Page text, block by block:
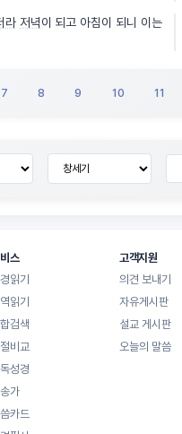
라 저녁이 되고 아침이 되니 이는
7 8 9 10 11
스
읽기
읽기
검색
비교
성경
가
카드
고객지원
의견 보내기
자유게시판
설교 게시판
오늘의 말씀